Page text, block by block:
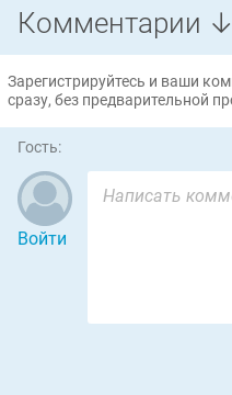
Комментарии ↓
Зарегистрируйтесь и ваши
сразу, без предварительной
Гость:
Войти